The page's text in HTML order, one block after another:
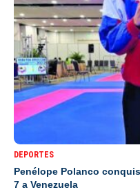
DEPORTES
Penélope Polanco
7 a Venezuela